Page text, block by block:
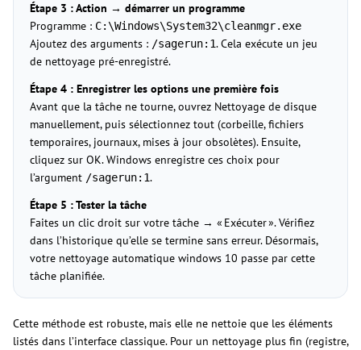
Étape 3 : Action → démarrer un programme
Programme : C:\Windows\System32\cleanmgr.exe
Ajoutez des arguments : /sagerun:1. Cela exécute un jeu
de nettoyage pré-enregistré.
Étape 4 : Enregistrer les options une première fois
Avant que la tâche ne tourne, ouvrez Nettoyage de disque
manuellement, puis sélectionnez tout (corbeille, fichiers
temporaires, journaux, mises à jour obsolètes). Ensuite,
cliquez sur OK. Windows enregistre ces choix pour
l’argument /sagerun:1.
Étape 5 : Tester la tâche
Faites un clic droit sur votre tâche → « Exécuter ». Vérifiez
dans l’historique qu’elle se termine sans erreur. Désormais,
votre nettoyage automatique windows 10 passe par cette
tâche planifiée.
Cette méthode est robuste, mais elle ne nettoie que les éléments
listés dans l’interface classique. Pour un nettoyage plus fin (registre,